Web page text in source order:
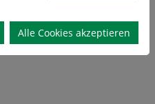
Alle Cookies akzeptieren